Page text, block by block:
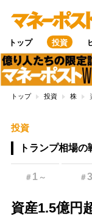
トップ 投資
トップ 投資 株
投資
トランプ相場の
＃ 1 ～ ＃3
資産1.5億円